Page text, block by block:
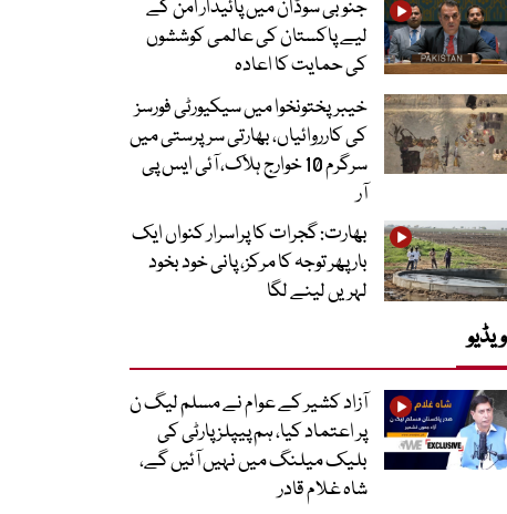
جنوبی سوڈان میں پائیدار امن کے
لیے پاکستان کی عالمی کوششوں
کی حمایت کا اعادہ
خیبرپختونخوا میں سیکیورٹی فورسز
کی کارروائیاں، بھارتی سرپرستی میں
سرگرم 10 خوارج ہلاک، آئی ایس پی
آر
بھارت: گجرات کا پراسرار کنواں ایک
بار پھر توجہ کا مرکز، پانی خود بخود
لہریں لینے لگا
ویڈیو
آزاد کشیر کے عوام نے مسلم لیگ ن
پر اعتماد کیا، ہم پیپلز پارٹی کی
بلیک میلنگ میں نہیں آئیں گے،
شاہ غلام قادر